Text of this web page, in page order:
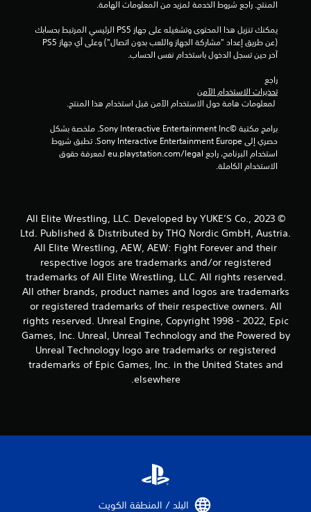
إ
ل
0
م
ن
ا
ل
ت
ق
المنتج. راجع شروط الخدمة لمزيد من المعلومات الهامة.
آخر حين تسجل الدخول باستخدام نفس الحساب.
راجع
تحذيرات الاستخدام الآمن
الاستخدام الكاملة.
© 2023 All Elite Wrestling, LLC. Developed by YUKE’S Co.,
Ltd. Published & Distributed by THQ Nordic GmbH, Austria.
All Elite Wrestling, AEW, AEW: Fight Forever and their
respective logos are trademarks and/or registered
trademarks of All Elite Wrestling, LLC. All rights reserved.
All other brands, product names and logos are trademarks
or registered trademarks of their respective owners. All
rights reserved. Unreal Engine, Copyright 1998 - 2022, Epic
Games, Inc. Unreal, Unreal Technology and the Powered by
Unreal Technology logo are trademarks or registered
trademarks of Epic Games, Inc. in the United States and
elsewhere.
البلد / المنطقة الكويت‏